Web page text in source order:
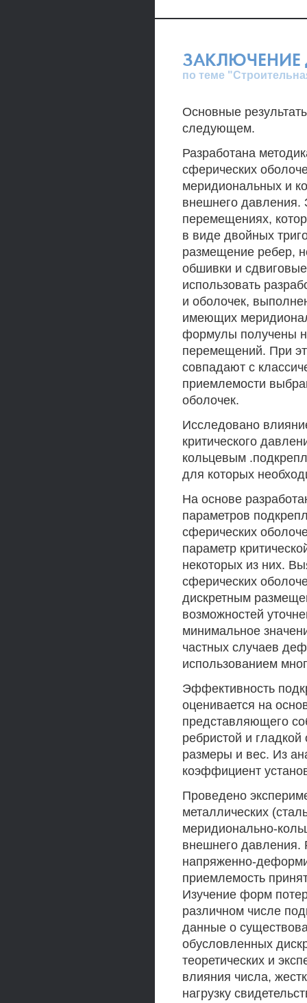
ЗАКЛЮЧЕНИЕ
по теме
Основные
следующем.
Разработана
сферических
меридиональных и
внешнего давления.
перемещениях,
в виде двойных
размещение ребер,
обшивки и
использовать
и оболочек,
имеющих
формулы получены
перемещений. При
совпадают с
приемлемости
оболочек.
Исследовано
критического
кольцевым
для которых
На основе
параметров
сферических
параметр
некоторых из них.
сферических
дискретным
возможностей
минимальное
частных случаев
использованием
Эффективность
оценивается на
представляющего
ребристой и
размеры и вес. Из
коэффициент
Проведено
металлических
меридионально-
внешнего давления.
напряженно-
приемлемость
Изучение форм
различном числе
данные о
обусловленных
теоретических и
влияния числа,
нагрузку